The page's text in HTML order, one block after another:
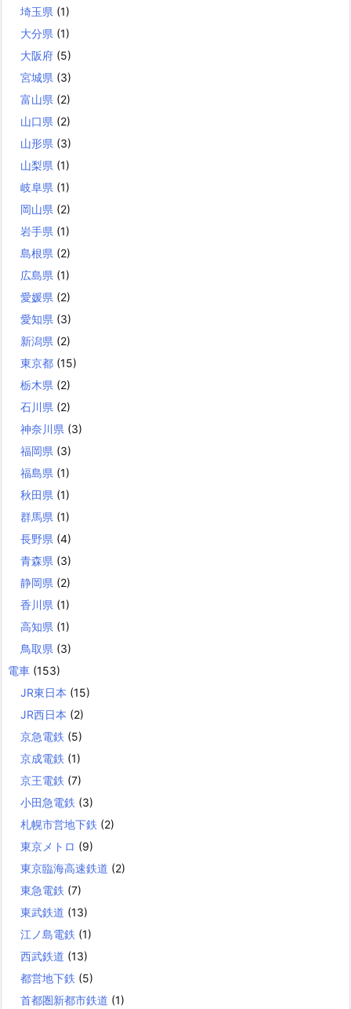
埼玉県 (1)
大分県 (1)
大阪府 (5)
宮城県 (3)
富山県 (2)
山口県 (2)
山形県 (3)
山梨県 (1)
岐阜県 (1)
岡山県 (2)
岩手県 (1)
島根県 (2)
広島県 (1)
愛媛県 (2)
愛知県 (3)
新潟県 (2)
東京都 (15)
栃木県 (2)
石川県 (2)
神奈川県 (3)
福岡県 (3)
福島県 (1)
秋田県 (1)
群馬県 (1)
長野県 (4)
青森県 (3)
静岡県 (2)
香川県 (1)
高知県 (1)
鳥取県 (3)
電車 (153)
JR東日本 (15)
JR西日本 (2)
京急電鉄 (5)
京成電鉄 (1)
京王電鉄 (7)
小田急電鉄 (3)
札幌市営地下鉄 (2)
東京メトロ (9)
東京臨海高速鉄道 (2)
東急電鉄 (7)
東武鉄道 (13)
江ノ島電鉄 (1)
西武鉄道 (13)
都営地下鉄 (5)
首都圏新都市鉄道 (1)